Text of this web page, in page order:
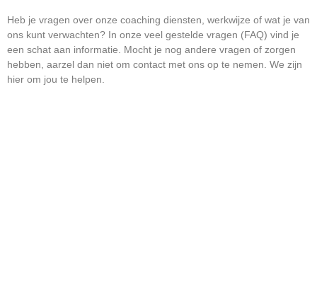
Heb je vragen over onze coaching diensten, werkwijze of wat je van
ons kunt verwachten? In onze veel gestelde vragen (FAQ) vind je
een schat aan informatie. Mocht je nog andere vragen of zorgen
hebben, aarzel dan niet om contact met ons op te nemen. We zijn
hier om jou te helpen.